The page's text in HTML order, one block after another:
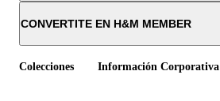
CONVERTITE EN H&M MEMBER
Colecciones Información Corporativa